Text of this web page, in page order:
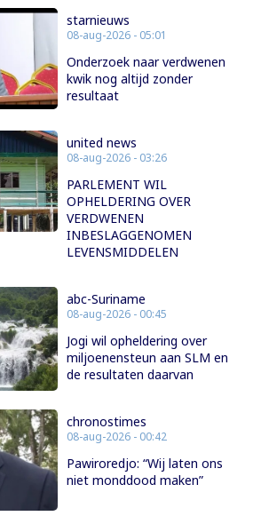
starnieuws
08-aug-2026 - 05:01
Onderzoek naar verdwenen
kwik nog altijd zonder
resultaat
united news
08-aug-2026 - 03:26
PARLEMENT WIL
OPHELDERING OVER
VERDWENEN
INBESLAGGENOMEN
LEVENSMIDDELEN
abc-Suriname
08-aug-2026 - 00:45
Jogi wil opheldering over
miljoenensteun aan SLM en
de resultaten daarvan
chronostimes
08-aug-2026 - 00:42
Pawiroredjo: “Wij laten ons
niet monddood maken”